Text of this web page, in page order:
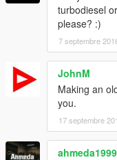
- Fixed The Breaking
- Added New Dirt
- Fixed All The Badges
turbodiesel
please? :)
7 septembre
JohnM
Making an
you.
17 septembre
ahmeda1999